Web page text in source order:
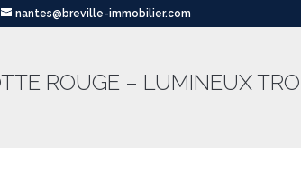
nantes@breville-immobilier.com
ROUGE – LUMINEUX